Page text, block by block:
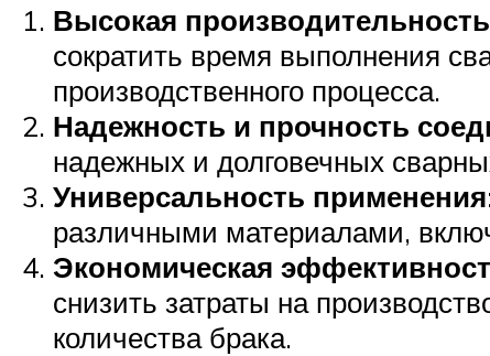
Высокая производительность
сократить время выполнения
производственного процесса.
Надежность и прочность
надежных и долговечных
Универсальность применения
различными материалами,
Экономическая
снизить затраты на
количества брака.